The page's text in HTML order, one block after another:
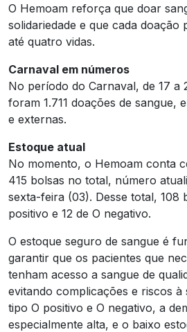
O Hemoam reforça que doar
solidariedade e que cada doação
até quatro vidas.
Carnaval em números
No período do Carnaval, de 17 a
foram 1.711 doações de sangue,
e externas.
Estoque atual
No momento, o Hemoam conta
415 bolsas no total, número
sexta-feira (03). Desse total, 108
positivo e 12 de O negativo.
O estoque seguro de sangue é
garantir que os pacientes que
tenham acesso a sangue de
evitando complicações e riscos à
tipo O positivo e O negativo, a
especialmente alta, e o baixo